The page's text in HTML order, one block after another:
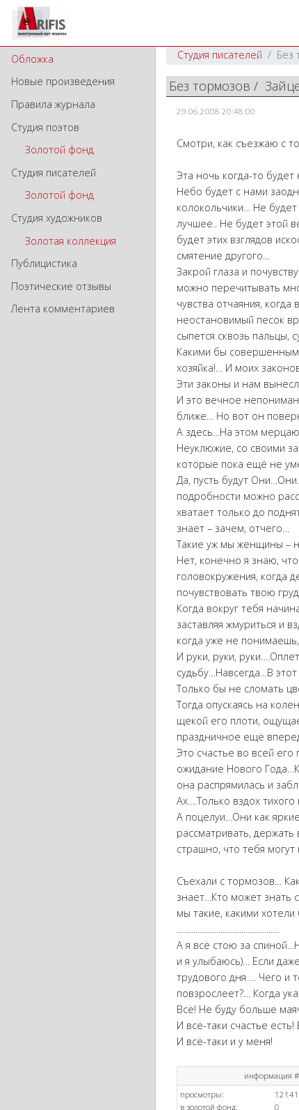
Обложка
Новые произведения
Правила журнала
Студия поэтов
Золотой фонд
Студия писателей
Золотой фонд
Студия художников
Золотая коллекция
Публицистика
Поэтические отзывы
Лента комментариев
Студия писателей Без
Без тормозов /
29.06.2008 20:48:00
Смотри, как съезжаю с
Эта ночь когда-то будет
Небо будет с нами
колокольчики… Не
лучшее.. Не будет этой
будет этих взглядов
смятение другого…
Закрой глаза и
можно перечитывать
чувства отчаяния,
неостановимый песок
сыпется сквозь пальцы,
Какими бы
хозяйка!… И моих
Эти законы и нам
И это вечное
ближе… Но вот он
А здесь…На этом
Неуклюжие, со своими
которые пока ещё не
Да, пусть будут
подробности можно
хватает только до
знает – зачем, отчего…
Такие уж мы женщины –
Нет, конечно я знаю,
головокружения, когда
почувствовать твою
Когда вокруг тебя
заставляя жмуриться и
когда уже не
И руки, руки,
судьбу…Навсегда…В
Только бы не сломать
Тогда опускаясь на
щекой его плоти,
праздничное ещё
Это счастье во всей
ожидание Нового
она распрямилась и
Ах….Только вздох
А поцелуи…Они как
рассматривать,
страшно, что тебя
Съехали с тормозов…
знает…Кто может знать
мы такие, какими
.................................................
А я всё стою за
и я улыбаюсь)… Если
трудового дня … Чего и
повзрослеет?… Когда
Всё! Не буду больше
И всё-таки счастье
И всё-таки и у меня!
информация
просмотры:
12141
в золотой фонд:
0